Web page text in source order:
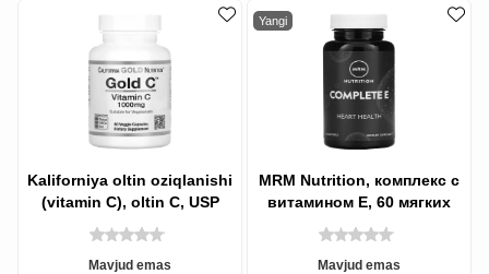
Kaliforniya oltin oziqlanishi
(vitamin C), oltin C, USP
darajasidagi oltin
Mavjud emas
Yangi
MRM Nutrition, комплекс с
витамином E, 60 мягких
таблеток - Komplex Vitamin
C
Mavjud emas